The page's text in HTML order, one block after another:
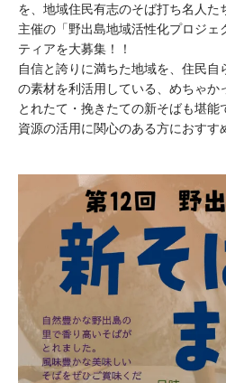
を、地域住民有志のそば打ち名人た
主催の「野出島地域活性化プロジェ
ティアを大募集！！
自信と誇りに満ちた地域を、住民
の素材を利活用している、めちゃか
とれたて・挽きたての新そばも堪
資源の活用に関心のある方におすす